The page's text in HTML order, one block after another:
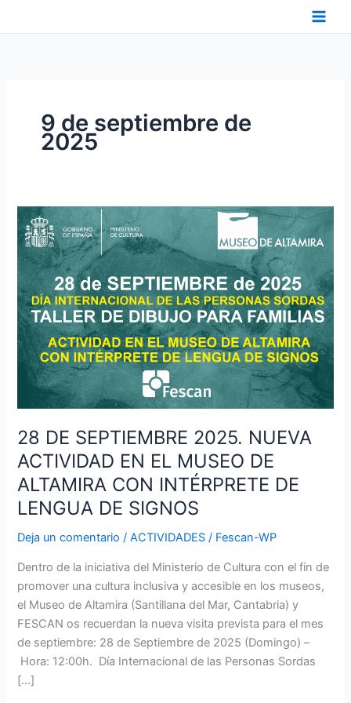
9 de septiembre de
2025
28 DE SEPTIEMBRE 2025. NUEVA
ACTIVIDAD EN EL MUSEO DE
ALTAMIRA CON INTÉRPRETE DE
LENGUA DE SIGNOS
Deja un comentario /ACTIVIDADES / Fescan-WP
Dentro de la iniciativa del Ministerio de Cultura con el fin de
promover una cultura inclusiva y accesible en los museos,
el Museo de Altamira (Santillana del Mar, Cantabria) y
FESCAN os recuerdan la nueva visita prevista para el mes
de septiembre: 28 de Septiembre de 2025 (Domingo) –
Hora: 12:00h. Día Internacional de las Personas Sordas
[…]
28
DE
SEPTIEMBRE
2025.
NUEVA
ACTIVIDAD
EN
EL
MUSEO
ALTAMIRA
INTÉRPRETE
DE
LENGUA
DE
SIGNOS